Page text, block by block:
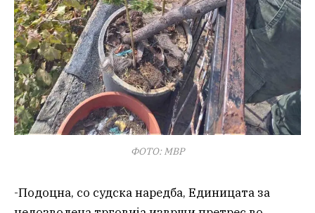
ФОТО: МВР
-Подоцна, со судска наредба, Единицата за